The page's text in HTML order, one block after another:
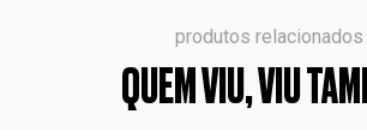
produtos relacionados
QUEM VIU, VIU